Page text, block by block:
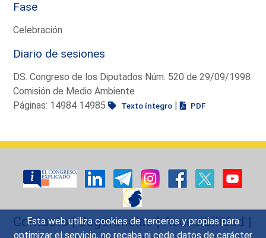
Esta web utiliza cookies de terceros y propias para
optimizar el servicio, no recaba ni cede datos de carácter
Fase
Celebración
Diario de sesiones
DS. Congreso de los Diputados Núm. 520 de 29/09/1998
Comisión de Medio Ambiente
Páginas: 14984 14985
Texto íntegro | PDF
Contacto|Sugerencias|Accesibilidad |